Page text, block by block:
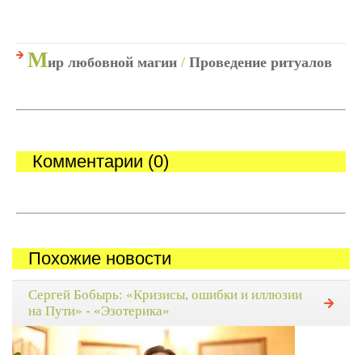
Мир любовной магии / Проведение ритуалов
Комментарии (0)
Похожие новости
Сергей Бобырь: «Кризисы, ошибки и иллюзии
на Пути» - «Эзотерика»